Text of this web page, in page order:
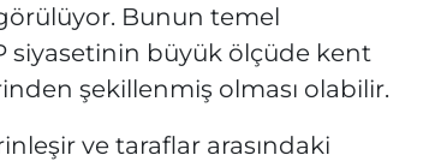
Bunun temel
siyasetinin büyük ölçüde kent
şekillenmiş olması olabilir.
ve taraflar arasındaki